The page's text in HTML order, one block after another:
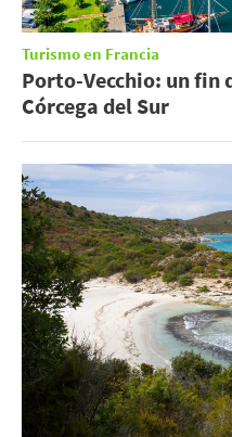
Turismo en Francia
Porto-Vecchio: un fin
Córcega del Sur